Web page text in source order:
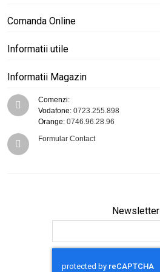
Comanda Online
Informatii utile
Informatii Magazin
Comenzi:
Vodafone: 0723.255.898
Orange: 0746.96.28.96
Formular Contact
Newsletter